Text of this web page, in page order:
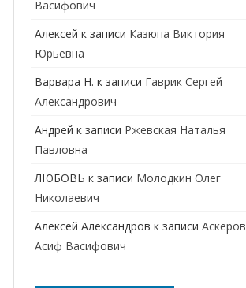
НЕВРОПАТОЛОГ
НЕФРОЛОГ
ОТОЛАРИНГОЛОГ
ОФТАЛЬМОЛОГ
ПРОКТОЛОГ
Васифович
Алексей к записи Казюпа Виктория
Юрьевна
Варвара Н. к записи Гаврик Сергей
Александрович
Андрей к записи Ржевская Наталья
Павловна
ЛЮБОВЬ к записи Молодкин Олег
Николаевич
Алексей Александров к записиАскеров
Асиф Васифович